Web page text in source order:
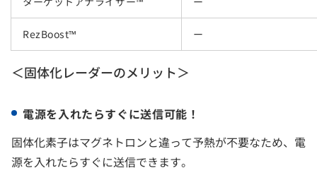
RezBoost™ ー
＜固体化レーダーのメリット＞
電源を入れたらすぐに送信可能！
固体化素子はマグネトロンと違って予熱が不要なため、電
源を入れたらすぐに送信できます。